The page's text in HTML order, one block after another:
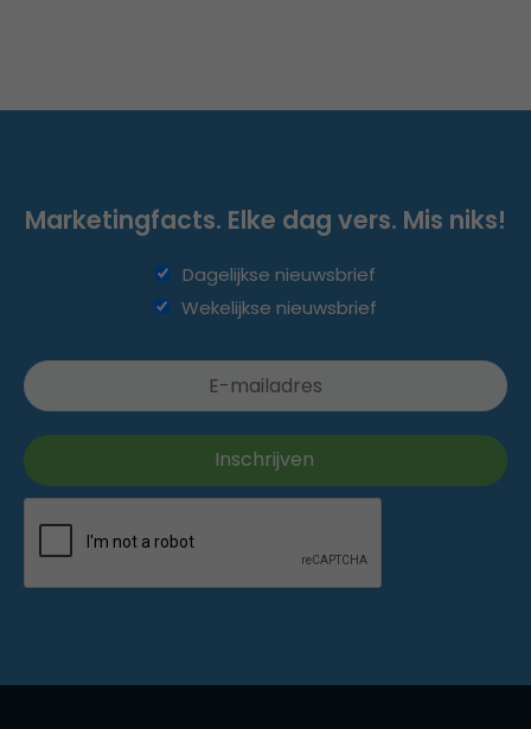
Marketingfacts. Elke dag vers. Mis niks!
Dagelijkse nieuwsbrief
Wekelijkse nieuwsbrief